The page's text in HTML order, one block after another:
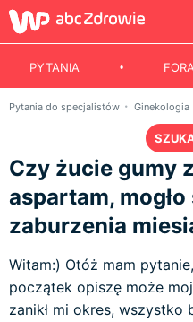
PYTANIA FORA
Pytania do specjalistów Ginekologia
Czy żucie gumy
aspartam,
zaburzenia
Witam:) Otóż mam
początek opiszę może
zanikł mi okres, wszystko